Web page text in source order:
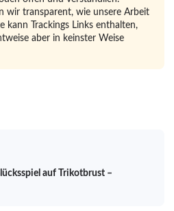
wir transparent, wie unsere Arbeit
kann Trackings Links enthalten,
aber in keinster Weise
auf Trikotbrust –